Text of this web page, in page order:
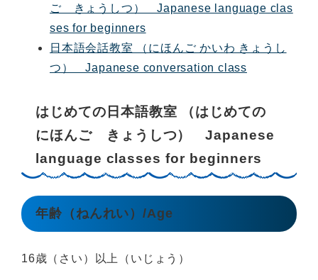
ご きょうしつ） Japanese language clas
ses for beginners
日本語会話教室 （にほんご かいわ きょうし
つ） Japanese conversation class
はじめての日本語教室 （はじめての
にほんご きょうしつ） Japanese
language classes for beginners
年齢（ねんれい）/Age
16歳（さい）以上（いじょう）